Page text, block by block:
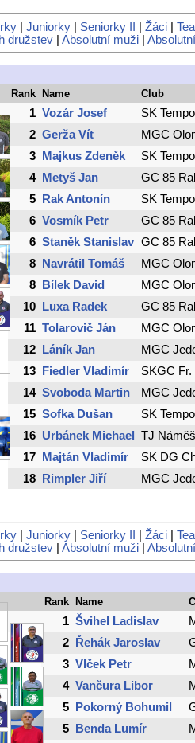
| Juniorky | Seniorky II | Žáci |
družstev| Absolutní muži|
Rank Name Club
1 Vozár Josef SK
2 Gerža Vít MGC
3 Majkus Zdeněk SK
4 Metyš Jan GC 85
5 Rak Antonín SK
6 Vosmík Petr GC 85
6 Staněk Stanislav GC 85
8 Navrátil Tomáš MGC
8 Bílek David MGC
10 Luxa Radek GC 85
11 Tolarovič Ján MGC
12 Láník Jan MGC
13 Fiedler Vladimír SKGC Fr.
14 Svoboda Martin MGC
15 Sofka Dušan SK
16 Urbánek Michael TJ
17 Majtán Vladimír SK DG
18 Rimpler Jiří MGC
Juniorky Seniorky II Žáci
družstev| Absolutní muži|
Rank Name
1 Švihel Ladislav
2
Řehák Jaroslav
3 Vlček Petr
4 Vančura Libor
5
Pokorný Bohumil
5
Benda Lumír